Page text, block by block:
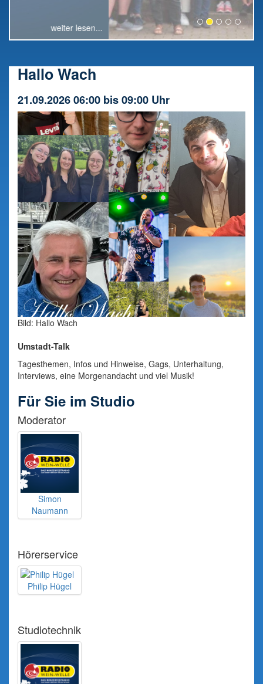
weiter lesen...
Hallo Wach
21.09.2026 06:00 bis 09:00 Uhr
Bild: Hallo Wach
Umstadt-Talk
Tagesthemen, Infos und Hinweise, Gags, Unterhaltung,
Interviews, eine Morgenandacht und viel Musik!
Für Sie im Studio
Moderator
Simon
Naumann
Hörerservice
Philip Hügel
Studiotechnik